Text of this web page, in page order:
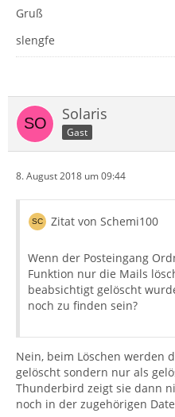
Gruß
slengfe
Solaris
Gast
8. August 2018 um 09:44
Zitat von Schemi100
Wenn der Posteingang
Funktion nur die Mails
beabsichtigt gelöscht
noch zu finden sein?
Nein, beim Löschen werden
gelöscht sondern nur als
Thunderbird zeigt sie dann
noch in der zugehörigen